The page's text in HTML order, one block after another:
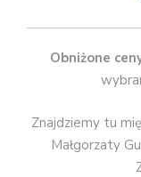
Obniżone
Znajdziemy tu
Małgorzaty